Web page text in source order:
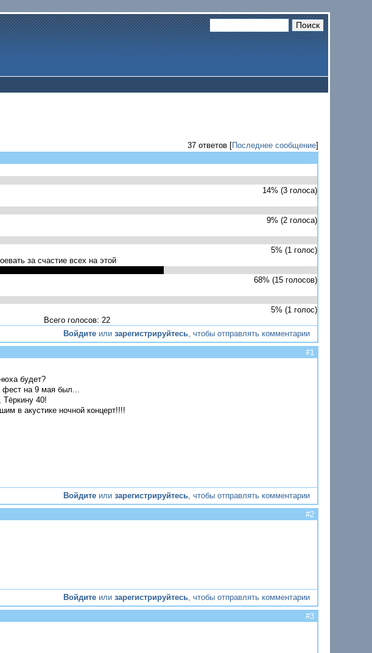
37 ответов [Последнее сообщение]
14% (3 голоса)
9% (2 голоса)
5% (1 голос)
за счастие всех на этой
68% (15 голосов)
5% (1 голос)
Всего голосов: 22
Войдите илизарегистрируйтесь, чтобы отправлять комментарии
#1
будет?
фест на 9 мая был...
40!
в акустике ночной концерт!!!!
Войдите илизарегистрируйтесь, чтобы отправлять комментарии
#2
Войдите илизарегистрируйтесь, чтобы отправлять комментарии
#3